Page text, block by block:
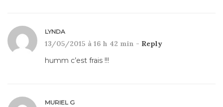
LYNDA
13/05/2015 à 16 h 42 min - Reply
humm c’est frais !!!
MURIEL G